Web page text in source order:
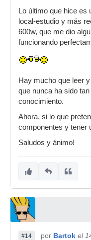
Lo último que hice es
local-estudio y más
600w, que me dio
funcionando
Hay mucho que leer
que nunca ha sido
conocimiento.
Ahora, si lo que
componentes y tener
Saludos y ánimo!
#14 por Bartok el